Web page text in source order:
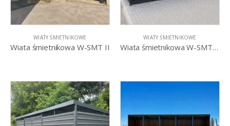
WIATY ŚMIETNIKOWE
Wiata śmietnikowa W-SMT II
WIATY ŚMIETNIKOWE
Wiata śmietnikowa W-SMT III